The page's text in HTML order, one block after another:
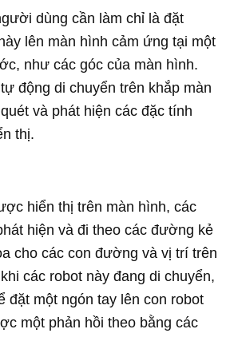
dùng cần làm chỉ là đặt
lên màn hình cảm ứng tại một
như các góc của màn hình.
động di chuyển trên khắp màn
và phát hiện các đặc tính
thị.
hiển thị trên màn hình, các
hiện và đi theo các đường kẻ
cho các con đường và vị trí trên
các robot này đang di chuyển,
đặt một ngón tay lên con robot
một phản hồi theo bằng các